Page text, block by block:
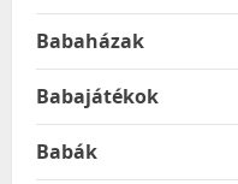
Babaházak
Babajátékok
Babák